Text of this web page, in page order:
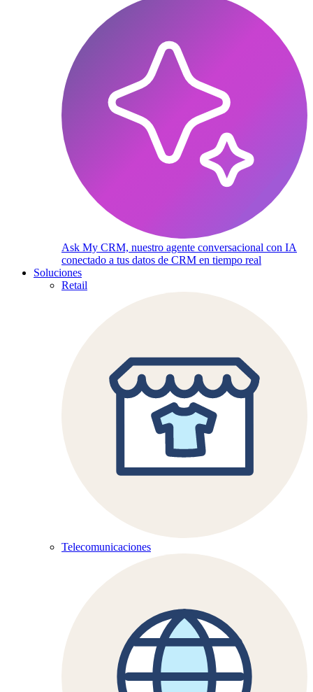
Ask My CRM, nuestro agente conversacional con IA
conectado a tus datos de CRM en tiempo real
Soluciones
Retail
Telecomunicaciones